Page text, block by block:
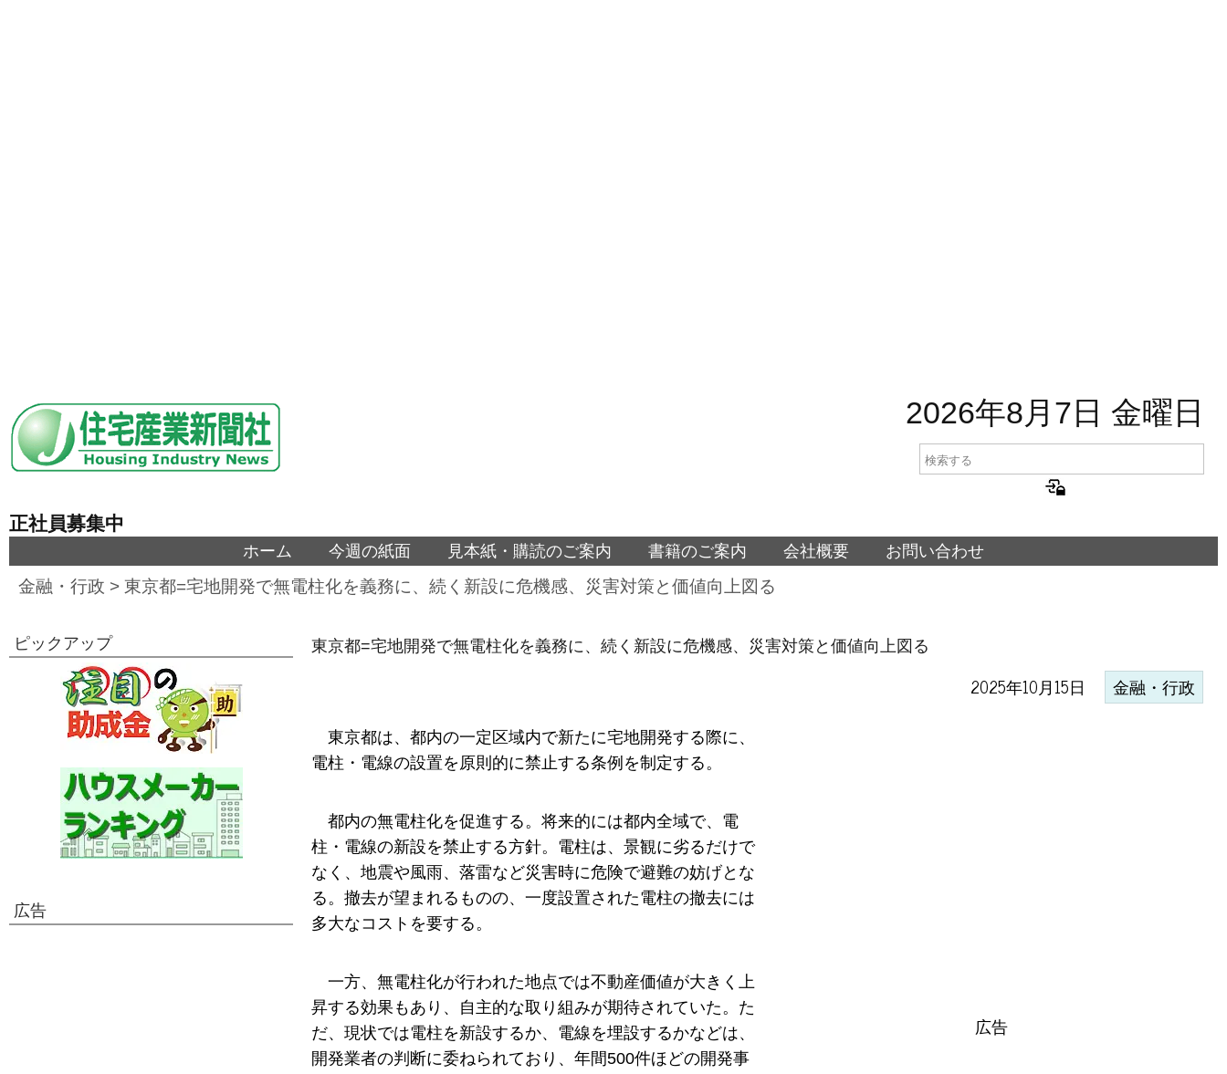
2026年8月7日 金曜日
正社員募集中
ホーム 今週の紙面 見本紙・購読のご案内 書籍のご案内 会社概要 お問い合わせ
金融・行政 > 東京都=宅地開発で無電柱化を義務に、続く新設に危機感、災害対策と価値向上図る
東京都=宅地開発で無電柱化を義務に、続く新設に危機感、災害対策と価値向上図る
2025年10月15日 金融・行政
広告
東京都は、都内の一定区域内で新たに宅地開発する際に、
電柱・電線の設置を原則的に禁止する条例を制定する。
都内の無電柱化を促進する。将来的には都内全域で、電
柱・電線の新設を禁止する方針。電柱は、景観に劣るだけで
なく、地震や風雨、落雷など災害時に危険で避難の妨げとな
る。撤去が望まれるものの、一度設置された電柱の撤去には
多大なコストを要する。
一方、無電柱化が行われた地点では不動産価値が大きく上
昇する効果もあり、自主的な取り組みが期待されていた。た
だ、現状では電柱を新設するか、電線を埋設するかなどは、
開発業者の判断に委ねられており、年間500件ほどの開発事
ピックアップ
広告